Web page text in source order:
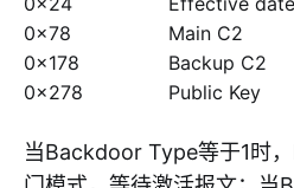
0x78
Main C2
0x178
Backup C2
0x278
Public Key
当Backdoor Type等于1时